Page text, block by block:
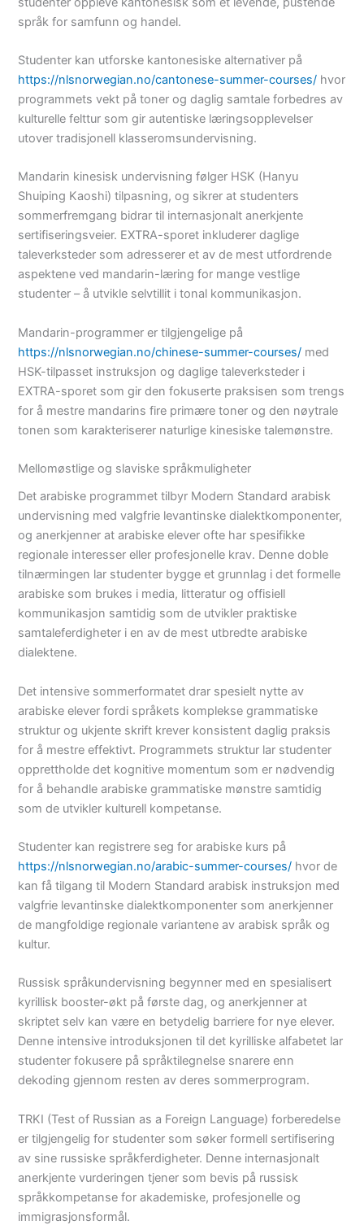
språk for samfunn og handel.
Studenter kan utforske kantonesiske alternativer på
https://nlsnorwegian.no/cantonese-summer-courses/ hvor
programmets vekt på toner og daglig samtale forbedres av
kulturelle felttur som gir autentiske læringsopplevelser
utover tradisjonell klasseromsundervisning.
Mandarin kinesisk undervisning følger HSK (Hanyu
Shuiping Kaoshi) tilpasning, og sikrer at studenters
sommerfremgang bidrar til internasjonalt anerkjente
sertifiseringsveier. EXTRA-sporet inkluderer daglige
taleverksteder som adresserer et av de mest utfordrende
aspektene ved mandarin-læring for mange vestlige
studenter – å utvikle selvtillit i tonal kommunikasjon.
Mandarin-programmer er tilgjengelige på
https://nlsnorwegian.no/chinese-summer-courses/ med
HSK-tilpasset instruksjon og daglige taleverksteder i
EXTRA-sporet som gir den fokuserte praksisen som trengs
for å mestre mandarins fire primære toner og den nøytrale
tonen som karakteriserer naturlige kinesiske talemønstre.
Mellomøstlige og slaviske språkmuligheter
Det arabiske programmet tilbyr Modern Standard arabisk
undervisning med valgfrie levantinske dialektkomponenter,
og anerkjenner at arabiske elever ofte har spesifikke
regionale interesser eller profesjonelle krav. Denne doble
tilnærmingen lar studenter bygge et grunnlag i det formelle
arabiske som brukes i media, litteratur og offisiell
kommunikasjon samtidig som de utvikler praktiske
samtaleferdigheter i en av de mest utbredte arabiske
dialektene.
Det intensive sommerformatet drar spesielt nytte av
arabiske elever fordi språkets komplekse grammatiske
struktur og ukjente skrift krever konsistent daglig praksis
for å mestre effektivt. Programmets struktur lar studenter
opprettholde det kognitive momentum som er nødvendig
for å behandle arabiske grammatiske mønstre samtidig
som de utvikler kulturell kompetanse.
Studenter kan registrere seg for arabiske kurs på
https://nlsnorwegian.no/arabic-summer-courses/ hvor de
kan få tilgang til Modern Standard arabisk instruksjon med
valgfrie levantinske dialektkomponenter som anerkjenner
de mangfoldige regionale variantene av arabisk språk og
kultur.
Russisk språkundervisning begynner med en spesialisert
kyrillisk booster-økt på første dag, og anerkjenner at
skriptet selv kan være en betydelig barriere for nye elever.
Denne intensive introduksjonen til det kyrilliske alfabetet lar
studenter fokusere på språktilegnelse snarere enn
dekoding gjennom resten av deres sommerprogram.
TRKI (Test of Russian as a Foreign Language) forberedelse
er tilgjengelig for studenter som søker formell sertifisering
av sine russiske språkferdigheter. Denne internasjonalt
anerkjente vurderingen tjener som bevis på russisk
språkkompetanse for akademiske, profesjonelle og
immigrasjonsformål.